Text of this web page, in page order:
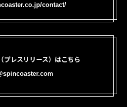
contact/
プレスリリース）はこちら